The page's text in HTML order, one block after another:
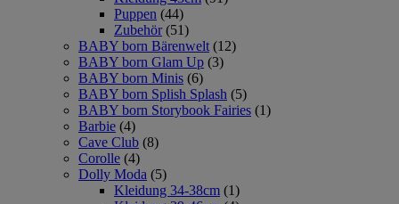
Puppen (44)
Zubehör (51)
BABY born Bärenwelt (12)
BABY born Glam Up (3)
BABY born Minis (6)
BABY born Splish Splash (5)
BABY born Storybook Fairies (1)
Barbie (4)
Cave Club (8)
Corolle (4)
Dolly Moda (5)
Kleidung 34-38cm (1)